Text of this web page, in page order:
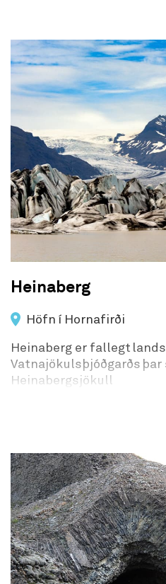
Heinaberg
Höfn í Hornafirði
Heinaberg er fallegt
Vatnajökulsþjóðgarðs
Heinabergsjökull